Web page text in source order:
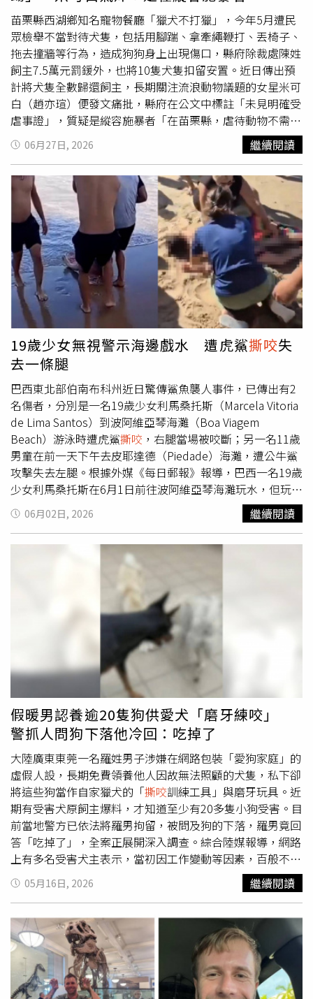
苗栗縣西湖鄉知名寵物餐廳「獵犬不打獵」，今年5月遭民
眾檢舉不當對待犬隻，包括用腳踹、拿牽繩鞭打、丟椅子、
拖去撞牆等行為，造成狗狗身上出現傷口，縣府除裁處陳姓
飼主7.5萬元罰鍰外，也將10隻犬隻扣留安置。近日傳出預
計將犬隻全數歸還飼主，長期關注流浪動物議題的女星米可
白（趙亦瑄）便發文痛批，縣府在公文中標註「未見明確受
虐事證」，質疑是縱容施暴者「在苗栗縣，虐待動物不需要
付出代價，也不必負責」。從相關畫面可以看到，陳姓飼主
除了對狗狗賞巴掌外，更拿椅子丟狗、用腳連續踹狗數十
下，而前員工也爆料，陳姓飼主會把狗綁起來丟向牆壁，害
得狗狗嚇到失禁。事後陳姓飼主坦承處置方式不當，自己的
本意並非傷害犬隻，只是為了阻止犬隻互相撕咬，過程中沒
有狗狗受傷。苗栗縣政府後續依照《動物保護法》裁罰7.5
萬元，並扣留安置10隻狗狗。然而，日前傳出縣府評估將
10隻犬隻歸還飼主，縣長鍾東錦在議會接受質詢時表示，是
否沒入還是要依法處理，認為影片中飼主「不是很明顯
踹」，丟椅子等動作不是真的打狗，且「飼主沒有很用力，
不是由上往下，而是平平的踢，丟椅子也是輕輕的，不是
砸」。鍾東錦也提到，曾與飼主商量是否沒入犬隻，但飼主
不肯，而犬隻屬於飼主的私人財產，如果強制沒入恐有訴訟
問題。對此，米可白26日在臉書發文指出，巴掌打、椅子
砸、用腳踹、刀子捅，甚至拖去撞牆，這些都有影片佐證，
但苗栗縣府在公文上卻標註「未見明確受虐事證」，因此她
質疑「這樣的處理，究竟是在保護受害的孩子，還是在縱容
施暴者？這樣的執法方式，是否是在告訴更多施暴者～在苗
栗縣，虐待動物不需要付出代價，也不必負責？」米可白直
言，鍾東錦平時在粉專上維持著愛毛孩、痛恨虐待的形象，
但真正到了後續案件處理時，卻抱著「多一事不如少一事」
的態度，許多網友到縣府粉專表達訴求，卻遭到刪除留言甚
至被封鎖；即使有前員工出面指證飼主虐狗行為，鍾東錦卻
認為「狗狗不乖，稍微修理一下而已，我自己養狗，狗不乖
也會讓牠們罰站」。米可白提及，2025年10月爆出「人人
犬舍」割聲帶繁殖場案件，當時也是一句「私人財產」，就
把188隻尚未結紮的年輕犬隻交還給業者，「這樣的決定，
難道不是讓牠們繼續陷入無良繁殖與剝削的循環嗎？這樣的
首長，真的讓人替苗栗縣那些無法替自己發聲的孩子感到難
過。因為在這樣的體制下，牠們等到的，往往不是正義，而
是一次又一次的忽視。」
06月27日, 2026 繼續閱讀
19歲少女無視警示海邊戲水 遭虎鯊撕咬失
去一條腿
巴西東北部伯南布科州近日驚傳鯊魚襲人事件，已傳出有2
名傷者，分別是一名19歲少女利馬桑托斯（Marcela Vitoria
de Lima Santos）到波阿維亞琴海灘（Boa Viagem
Beach）游泳時遭虎鯊撕咬 ，右腿當場被咬斷；另一名11歲
男童在前一天下午去皮耶達德（Piedade）海灘，遭公牛鯊
攻擊失去左腿。根據外媒《每日郵報》報導，巴西一名19歲
少女利馬桑托斯在6月1日前往波阿維亞琴海灘玩水，但玩到
一半遇到一隻虎鯊，瞬間遭猛烈攻擊；利馬桑托斯遇襲後在
海上漂流，她的救生員表哥見狀，立刻跳下水把她拖回岸
邊。利馬桑托斯脫險後因大量失血休克，所幸當場有一名醫
師，替她急救止血才保住一命。隨後利馬桑托斯被緊急送往
鄰近的雷西非市（Recife）醫院接受緊急手術，院方表示，
已替她全身換血，但她遭到虎鯊咬斷的右腿，傷口恐怕面臨
感染高風險。事後利馬桑托斯的表哥心有餘悸地透露，「她
傷得非常嚴重，當時已經失去一條腿了」。據悉，在5月31
日下午在周遭的皮耶達德海灘，才有一名11歲男童與家人在
海邊歡度週末，不料，男童玩水到一半遇到一隻公牛鯊，被
攻擊後大量失血；所幸男童獲救時意識清醒，並哭喊「不要
讓我死」，被緊急送往醫院搶救。院方透露，男童體內血液
幾乎流乾，雖傷勢穩定但仍未脫離險境；由於男童左腿傷勢
過重已進行截肢。伯南布科州鯊魚事件監測委員會
（CEMIT）指出，兩起事故的受害者皆居住在勒西菲市郊，
且受襲海域沿岸其實都設有醒目的鯊魚出沒警示牌，提醒民
眾該海域容易發生襲擊事件及應避免下水時段。雖然政府並
未對這兩處沙灘下達絕對禁泳令，但附近的特定危險區域早
已實施禁止泳客下水。
06月02日, 2026 繼續閱讀
假暖男認養逾20隻狗供愛犬「磨牙練咬」
警抓人問狗下落他冷回：吃掉了
大陸廣東東莞一名羅姓男子涉嫌在網路包裝「愛狗家庭」的
虛假人設，長期免費領養他人因故無法照顧的犬隻，私下卻
將這些狗當作自家獵犬的「撕咬訓練工具」與磨牙玩具。近
期有受害犬原飼主爆料，才知道至少有20多隻小狗受害。目
前當地警方已依法將羅男拘留，被問及狗的下落，羅男竟回
答「吃掉了」，全案正展開深入調查。綜合陸媒報導，網路
上有多名受害犬主表示，當初因工作變動等因素，百般不捨
才替愛犬尋找新歸宿。其中一名受害人王小姐（化名）透
露，羅男剛領養時還會每天分享犬隻近況，不料，才過了1
個月，卻告知她「狗走丟了」，隨即封鎖所有聯絡方式。直
到1年後，王小姐意外在短影音平台上，看見羅男帳號發布
的殘忍虐狗影片，才驚覺愛犬早已遭遇不測，讓她陷入無盡
的自責與失眠，「做夢都是狗狗被咬的畫面，牠流了好多
血」。從多名受害人提供的蒐證影片顯示，羅男的影音平台
帳號內充斥多段令人毛骨悚然的血腥畫面，畫面中可見一隻
05月16日, 2026 繼續閱讀